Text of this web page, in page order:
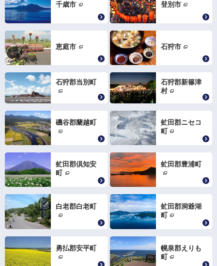
千歳市 登別市
恵庭市 石狩市
石狩郡当別町
石狩郡新篠津
村
磯谷郡蘭越町
虻田郡ニセコ
町
虻田郡倶知安
町
虻田郡豊浦町
白老郡白老町
虻田郡洞爺湖
町
勇払郡安平町
幌泉郡えりも
町